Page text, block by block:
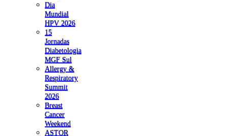
Dia
Mundial
HPV 2026
15
Jornadas
Diabetologia
MGF Sul
Allergy &
Respiratory
Summit
2026
Breast
Cancer
Weekend
ASTOR